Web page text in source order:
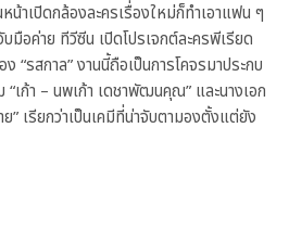
น้าเปิดกล้องละครเรื่องใหม่ก็ทำเอาแฟน ๆ
มือค่าย ทีวีซีน เปิดโปรเจกต์ละครพีเรียด
“รสกาล” งานนี้ถือเป็นการโคจรมาประกบ
เก้า – นพเก้า เดชาพัฒนคุณ” และนางเอก
” เรียกว่าเป็นเคมีที่น่าจับตามองตั้งแต่ยัง